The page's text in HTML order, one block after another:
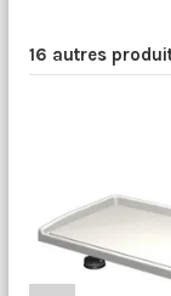
16 autres